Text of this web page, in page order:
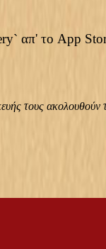
απ' το App
τους ακολουθούν